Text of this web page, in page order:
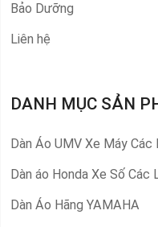
Bảo Dưỡng
Liên hệ
DANH MỤC SẢN
Dàn Áo UMV Xe Máy Các
Dàn áo Honda Xe Số Các
Dàn Áo Hãng YAMAHA